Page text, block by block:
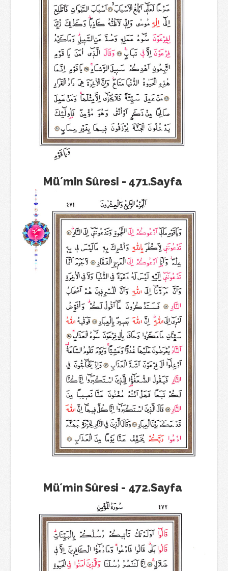
Mü´min Sûresi - 471.Sayfa
Mü´min Sûresi - 472.Sayfa